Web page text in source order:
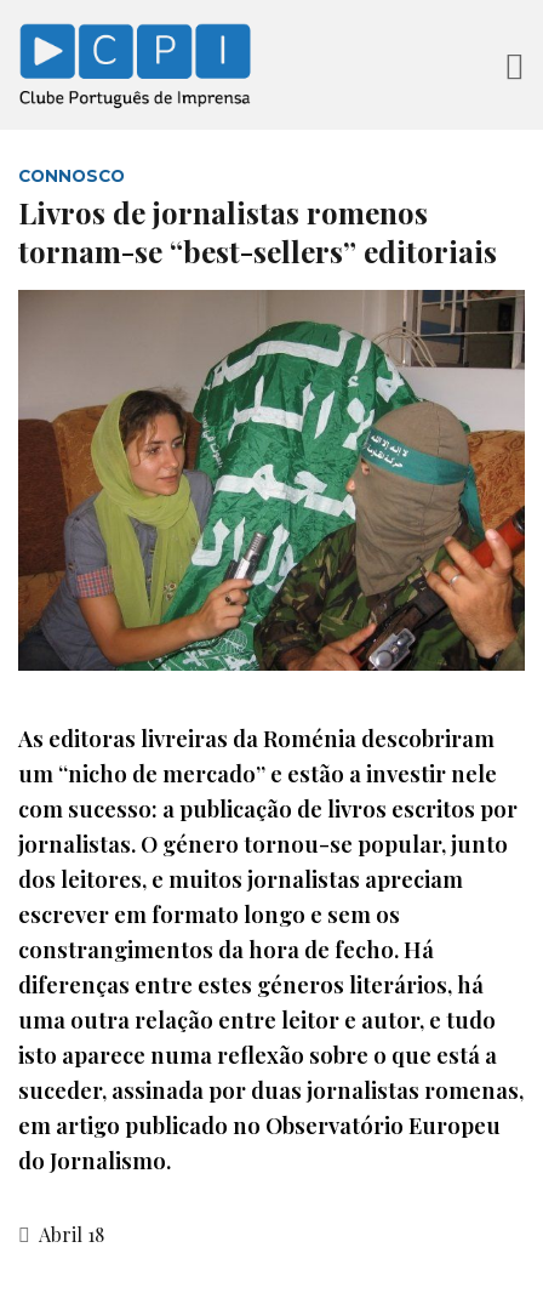
CONNOSCO
Livros de jornalistas romenos
tornam-se “best-sellers” editoriais
As editoras livreiras da Roménia descobriram
um “nicho de mercado” e estão a investir nele
com sucesso: a publicação de livros escritos por
jornalistas. O género tornou-se popular, junto
dos leitores, e muitos jornalistas apreciam
escrever em formato longo e sem os
constrangimentos da hora de fecho. Há
diferenças entre estes géneros literários, há
uma outra relação entre leitor e autor, e tudo
isto aparece numa reflexão sobre o que está a
suceder, assinada por duas jornalistas romenas,
em artigo publicado no Observatório Europeu
do Jornalismo.
Abril 18